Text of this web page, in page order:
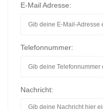
E-Mail Adresse:
Telefonnummer:
Nachricht: